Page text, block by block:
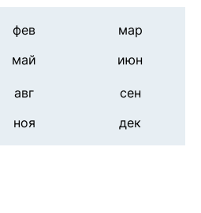
фев
мар
май июн
авг
сен
ноя дек